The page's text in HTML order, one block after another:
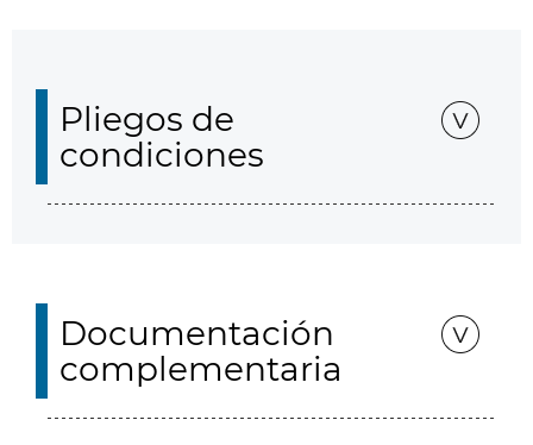
Pliegos de
condiciones
Documentación
complementaria